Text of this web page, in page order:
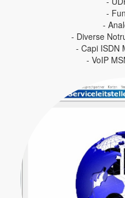
-
-
- Diverse
- Capi ISDN
- VoIP